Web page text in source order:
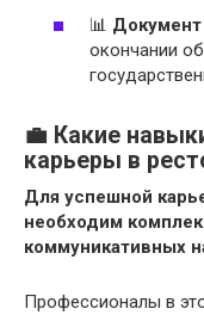
📊 Документ
окончании
💼 Какие
карьеры в
Для успешной
необходим
коммуникативных
Профессионалы в